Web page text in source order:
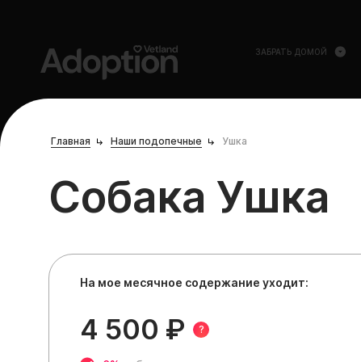
ЗАБРАТЬ ДОМОЙ
Главная
Наши подопечные Ушка
Собака Ушка
На мое месячное содержание уходит:
4 500 ₽ ?